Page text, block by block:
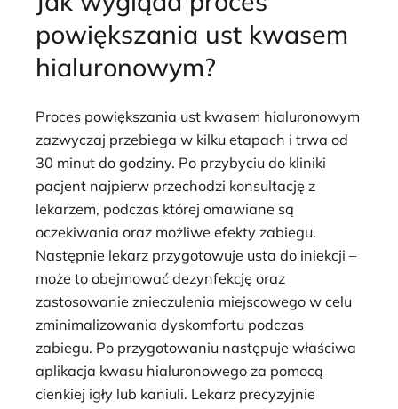
powiększania ust kwasem
hialuronowym?
Proces powiększania ust kwasem hialuronowym
zazwyczaj przebiega w kilku etapach i trwa od
30 minut do godziny. Po przybyciu do kliniki
pacjent najpierw przechodzi konsultację z
lekarzem, podczas której omawiane są
oczekiwania oraz możliwe efekty zabiegu.
Następnie lekarz przygotowuje usta do iniekcji –
może to obejmować dezynfekcję oraz
zastosowanie znieczulenia miejscowego w celu
zminimalizowania dyskomfortu podczas
zabiegu. Po przygotowaniu następuje właściwa
aplikacja kwasu hialuronowego za pomocą
cienkiej igły lub kaniuli. Lekarz precyzyjnie